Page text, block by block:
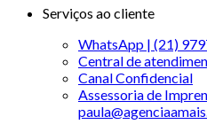
Serviços ao cliente
WhatsApp | (21)
Central de
Canal Confidencial
Assessoria de